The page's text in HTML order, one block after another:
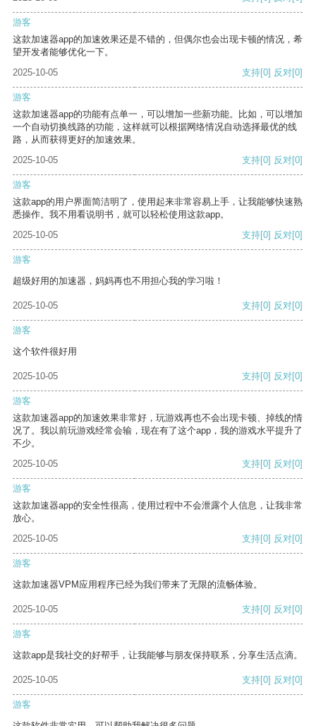
游客
这款加速器app的加速效果还是不错的，但偶尔也会出现卡顿的情况，希
望开发者能够优化一下。
2025-10-05
支持[0] 反对[0]
游客
这款加速器app的功能有点单一，可以增加一些新功能。比如，可以增加
一个自动切换线路的功能，这样就可以根据网络情况自动选择最优的线
路，从而获得更好的加速效果。
2025-10-05
支持[0] 反对[0]
游客
这款app的用户界面简洁明了，使用起来非常容易上手，让我能够快速熟
悉操作。我不用看说明书，就可以轻松使用这款app。
2025-10-05
支持[0] 反对[0]
游客
超级好用的加速器，妈妈再也不用担心我的学习啦！
2025-10-05 支持[0] 反对[0]
游客
这个软件很好用
2025-10-05 支持[0] 反对[0]
游客
这款加速器app的加速效果非常好，玩游戏再也不会出现卡顿、掉线的情
况了。我以前玩游戏经常会输，现在有了这个app，我的游戏水平提升了
不少。
2025-10-05
支持[0] 反对[0]
游客
这款加速器app的安全性很高，使用过程中不会泄露个人信息，让我非常
放心。
2025-10-05
支持[0] 反对[0]
游客
这款加速器VPM应用程序已经为我们带来了无限的流畅体验。
2025-10-05 支持[0] 反对[0]
游客
这款app是我社交的好帮手，让我能够与朋友保持联系，分享生活点滴。
2025-10-05 支持[0] 反对[0]
游客